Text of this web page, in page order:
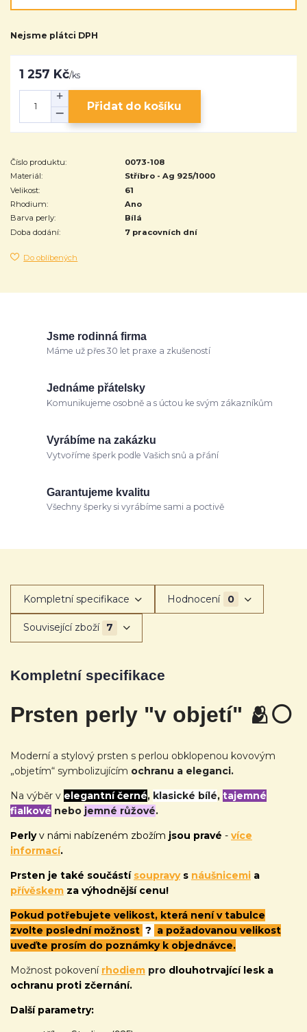
Nejsme plátci DPH
1 257 Kč/ks
Přidat do košíku
Číslo produktu:
0073-108
Materiál:
Stříbro - Ag 925/1000
Velikost:
61
Rhodium:
Ano
Barva perly:
Bílá
Doba dodání:
7 pracovních dní
Do oblíbených
Jsme rodinná firma
Máme už přes 30 let praxe a zkušeností
Jednáme přátelsky
Komunikujeme osobně a s úctou ke svým zákazníkům
Vyrábíme na zakázku
Vytvoříme šperk podle Vašich snů a přání
Garantujeme kvalitu
Všechny šperky si vyrábíme sami a poctivě
Kompletní specifikace Hodnocení 0
Související zboží 7
Kompletní specifikace
Prsten perly "v objetí" 🫂⚪
Moderní a stylový prsten s perlou obklopenou kovovým
„objetím“ symbolizujícím ochranu a eleganci.
Na výběr v elegantní černé, klasické bílé, tajemné
fialkové nebo jemné růžové.
Perlyv námi nabízeném zbožím jsou pravé - více
informací.
Prsten je také součástí soupravys náušnicemi a
přívěskem za výhodnější cenu!
Pokud potřebujete velikost, která není v tabulce
zvolte poslední možnost ? a požadovanou velikost
uveďte prosím do poznámky k objednávce.
Možnost pokovení rhodiem pro dlouhotrvající lesk a
ochranu proti zčernání.
Další parametry: